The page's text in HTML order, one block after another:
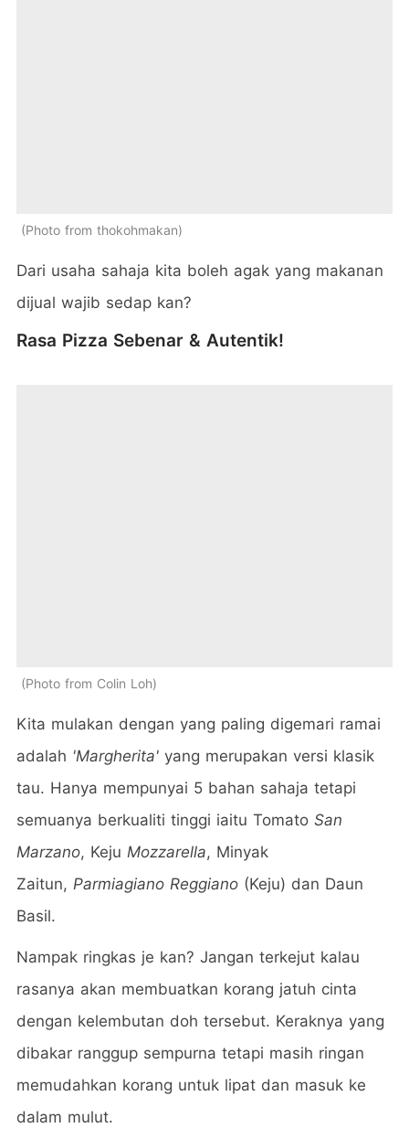
Photo from thokohmakan
Dari usaha sahaja kita boleh agak yang makanan
dijual wajib sedap kan?
Rasa Pizza Sebenar & Autentik!
Photo from Colin Loh
Kita mulakan dengan yang paling digemari ramai
adalah 'Margherita' yang merupakan versi klasik
tau. Hanya mempunyai 5 bahan sahaja tetapi
semuanya berkualiti tinggi iaitu Tomato San
Marzano, Keju Mozzarella, Minyak
Zaitun, Parmiagiano Reggiano (Keju) dan Daun
Basil.
Nampak ringkas je kan? Jangan terkejut kalau
rasanya akan membuatkan korang jatuh cinta
dengan kelembutan doh tersebut. Keraknya yang
dibakar ranggup sempurna tetapi masih ringan
memudahkan korang untuk lipat dan masuk ke
dalam mulut.